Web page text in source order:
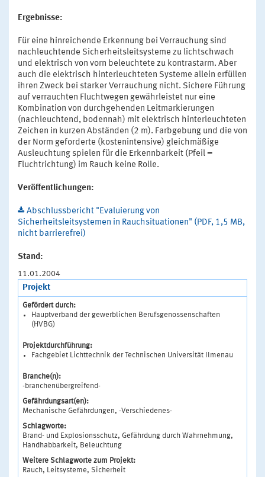
Ergebnisse:
Für eine hinreichende Erkennung bei Verrauchung sind
nachleuchtende Sicherheitsleitsysteme zu lichtschwach
und elektrisch von vorn beleuchtete zu kontrastarm. Aber
auch die elektrisch hinterleuchteten Systeme allein erfüllen
ihren Zweck bei starker Verrauchung nicht. Sichere Führung
auf verrauchten Fluchtwegen gewährleistet nur eine
Kombination von durchgehenden Leitmarkierungen
(nachleuchtend, bodennah) mit elektrisch hinterleuchteten
Zeichen in kurzen Abständen (2 m). Farbgebung und die von
der Norm geforderte (kostenintensive) gleichmäßige
Ausleuchtung spielen für die Erkennbarkeit (Pfeil =
Fluchtrichtung) im Rauch keine Rolle.
Veröffentlichungen:
Abschlussbericht "Evaluierung von
Sicherheitsleitsystemen in Rauchsituationen" (PDF, 1,5 MB,
nicht barrierefrei)
Stand:
11.01.2004
Projekt
Gefördert durch:
Hauptverband der gewerblichen Berufsgenossenschaften
(HVBG)
Projektdurchführung:
Fachgebiet Lichttechnik der Technischen Universität Ilmenau
Branche(n):
-branchenübergreifend-
Gefährdungsart(en):
Mechanische Gefährdungen, -Verschiedenes-
Schlagworte:
Brand- und Explosionsschutz, Gefährdung durch Wahrnehmung,
Handhabbarkeit, Beleuchtung
Weitere Schlagworte zum Projekt:
Rauch, Leitsysteme, Sicherheit